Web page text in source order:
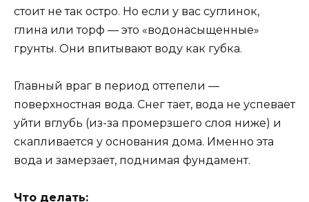
стоит не так остро. Но если у вас суглинок,
глина или торф — это «водонасыщенные»
грунты. Они впитывают воду как губка.
Главный враг в период оттепели —
поверхностная вода. Снег тает, вода не успевает
уйти вглубь (из-за промерзшего слоя ниже) и
скапливается у основания дома. Именно эта
вода и замерзает, поднимая фундамент.
Что делать: